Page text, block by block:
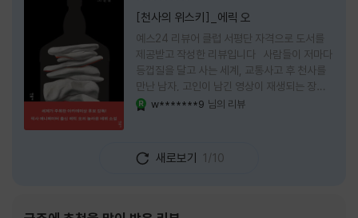
[천사의 위스키]_에릭 오
예스24 리뷰어 클럽 서평단 자격으로 도서를
제공받고 작성한 리뷰입니다 사람들이 저마다
등껍질을 달고 사는 세계, 교통사고 후 천사를
만난 남자, 고인이 남긴 영상이 재생되는 장례
식장에서 똥을 싼 개. 이 책에는 몇 줄만 읽어도
넘어가 있었다. 소설을 읽으면서 잘 만든 단편
애니메이션 여러 편을 차례로 보는 기분이 들었
선명하게 그려졌고, 한 편이 끝날 때마다 질문
w*******9 님의 리뷰
새로보기 1/10